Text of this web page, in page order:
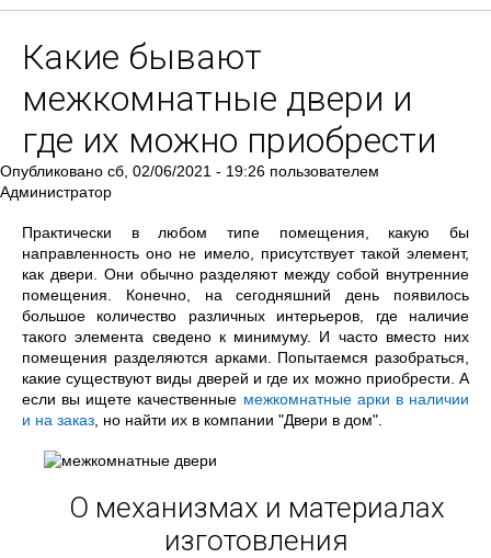
Какие бывают
межкомнатные двери и
где их можно приобрести
Опубликовано сб, 02/06/2021 - 19:26 пользователем
Администратор
Практически в любом типе помещения, какую бы
направленность оно не имело, присутствует такой элемент,
как двери. Они обычно разделяют между собой внутренние
помещения. Конечно, на сегодняшний день появилось
большое количество различных интерьеров, где наличие
такого элемента сведено к минимуму. И часто вместо них
помещения разделяются арками. Попытаемся разобраться,
какие существуют виды дверей и где их можно приобрести. А
если вы ищете качественные межкомнатные арки в наличии
и на заказ , но найти их в компании "Двери в дом".
О механизмах и материалах
изготовления